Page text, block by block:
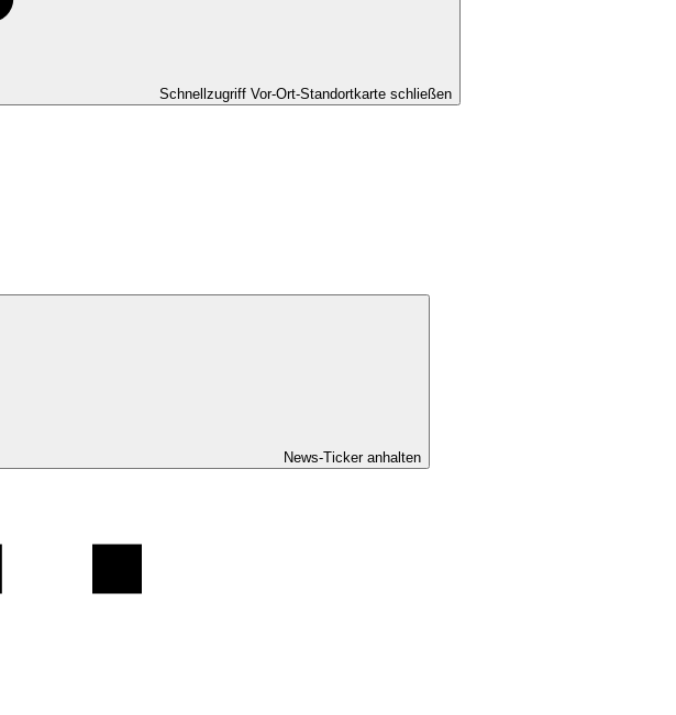
Schnellzugriff Vor-Ort-Standortkarte schließen
News-Ticker anhalten